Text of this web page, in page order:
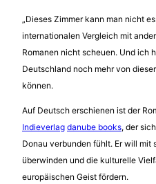
„Dieses Zimmer kann man nicht
internationalen Vergleich mit
Romanen nicht scheuen. Und ich
Deutschland noch mehr von
können.
Auf Deutsch erschienen ist der
Indieverlag danube books, der
Donau verbunden fühlt. Er will mit
überwinden und die kulturelle
europäischen Geist fördern.